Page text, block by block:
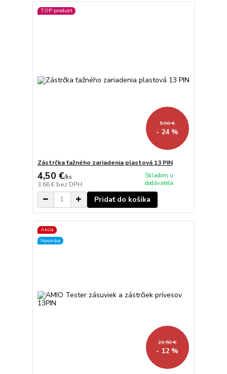
TOP produkt
5,90 €
- 24 %
Zástrčka ťažného zariadenia plastová 13 PIN
4,50 €/ks
3,66 € bez DPH
Skladom u
dodávateľa
Pridať do košíka
Akcia
Novinka
21,50 €
- 12 %